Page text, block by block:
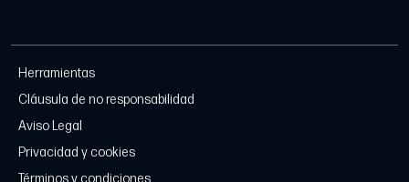
Herramientas
Cláusula de no responsabilidad
Aviso Legal
Privacidad y cookies